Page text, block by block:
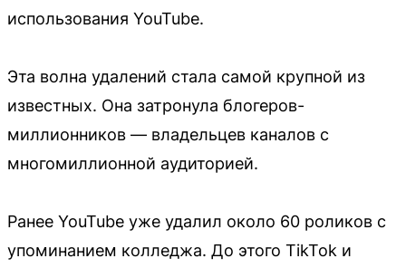
использования YouTube.
Эта волна удалений стала самой крупной из
известных. Она затронула блогеров-
миллионников — владельцев каналов с
многомиллионной аудиторией.
Ранее YouTube уже удалил около 60 роликов с
упоминанием колледжа. До этого TikTok и